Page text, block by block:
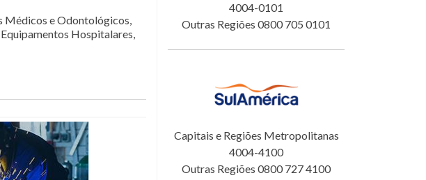
Médicos e Odontológicos,
Hospitalares,
4004-0101
Outras Regiões 0800 705 0101
Capitais e Regiões Metropolitanas
4004-4100
Outras Regiões 0800 727 4100